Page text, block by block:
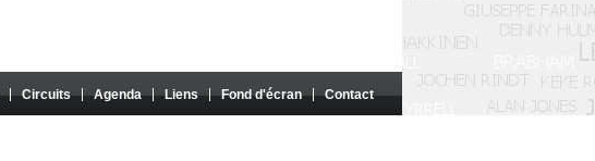
Circuits Agenda Liens Fond d'écran Contact